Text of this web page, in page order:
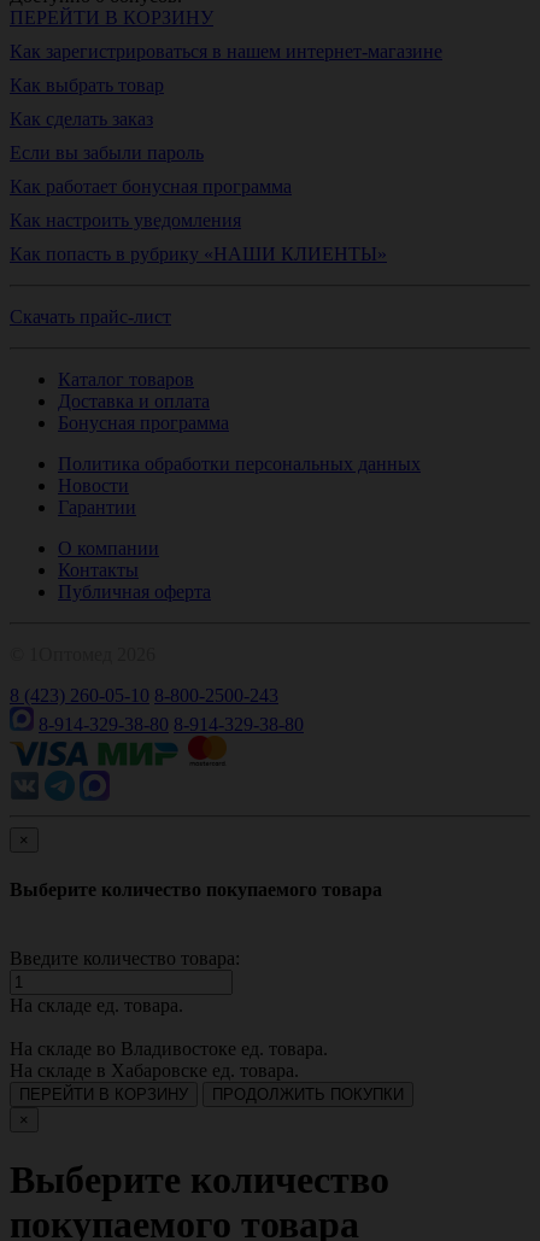
ПЕРЕЙТИ В КОРЗИНУ
Как зарегистрироваться в нашем интернет-магазине
Как выбрать товар
Как сделать заказ
Если вы забыли пароль
Как работает бонусная программа
Как настроить уведомления
Как попасть в рубрику «НАШИ КЛИЕНТЫ»
Скачать прайс-лист
Каталог товаров
Доставка и оплата
Бонусная программа
Политика обработки персональных данных
Новости
Гарантии
О компании
Контакты
Публичная оферта
8 (423) 260-05-10 8-800-2500-243
8-914-329-38-80 8-914-329-38-80
×
Выберите количество покупаемого товара
Введите количество товара:
На складе ед. товара.
На складе во Владивостоке ед. товара.
На складе в Хабаровске ед. товара.
ПЕРЕЙТИ В КОРЗИНУ
ПРОДОЛЖИТЬ ПОКУПКИ
×
Выберите количество
покупаемого товара